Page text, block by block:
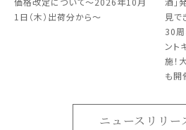
1日（木）出荷分から～
見で
30
ント
施！
も開
ニュースリリー